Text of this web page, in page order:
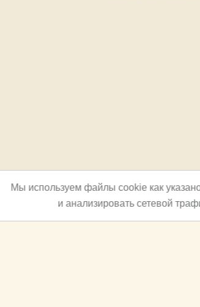
Мы используем файлы cookie как
и анализировать сетевой